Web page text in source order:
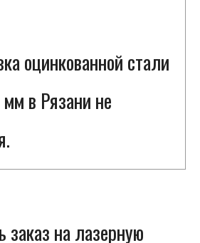
оцинкованной стали
в Рязани не
заказ на лазерную